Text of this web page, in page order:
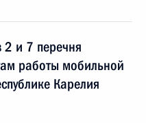
2 и 7 перечня
работы мобильной
Карелия